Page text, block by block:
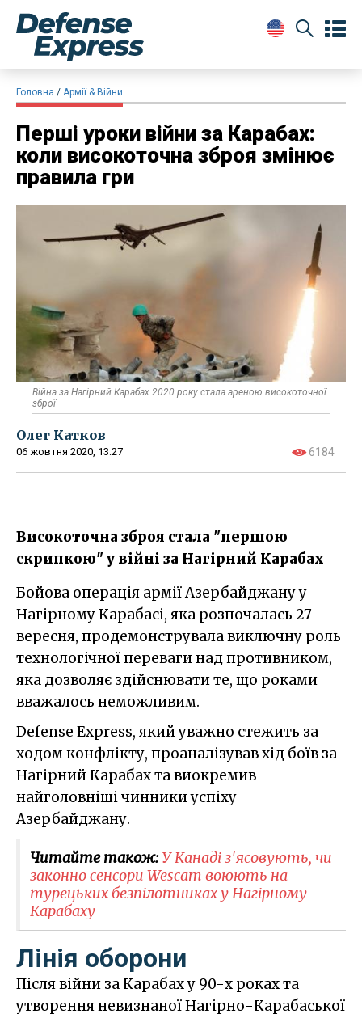
Головна Армії & Війни
​Перші уроки війни за Карабах:
коли високоточна зброя змінює
правила гри
Війна за Нагірний Карабах 2020 року стала ареною високоточної
зброї
Олег Катков
06 жовтня 2020, 13:27 6184
Високоточна зброя стала "першою
скрипкою" у війні за Нагірний Карабах
Бойова операція армії Азербайджану у
Нагірному Карабасі, яка розпочалась 27
вересня, продемонструвала виключну роль
технологічної переваги над противником,
яка дозволяє здійснювати те, що роками
вважалось неможливим.
Defense Express, який уважно стежить за
ходом конфлікту, проаналізував хід боїв за
Нагірний Карабах та виокремив
найголовніші чинники успіху
Азербайджану.
Читайте також:У Канаді з'ясовують, чи
законно сенсори Wescam воюють на
турецьких безпілотниках у Нагірному
Карабаху
Лінія оборони
Після війни за Карабах у 90-х роках та
утворення невизнаної Нагірно-Карабаської